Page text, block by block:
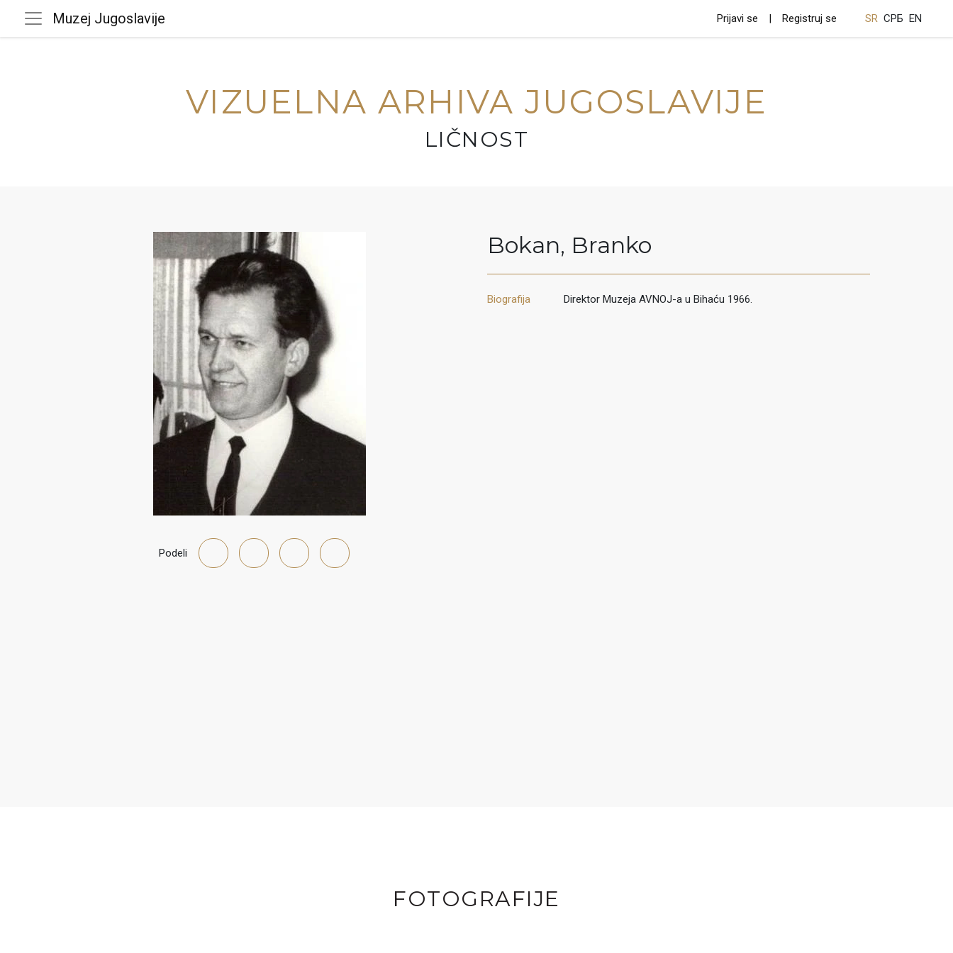
Muzej Jugoslavije Prijavi se Registruj se SR СРБ EN
VIZUELNA ARHIVA JUGOSLAVIJE
LIČNOST
Podeli
Bokan, Branko
Biografija Direktor Muzeja AVNOJ-a u Bihaću 1966.
FOTOGRAFIJE